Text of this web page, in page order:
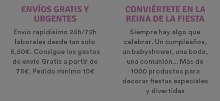
ENVÍOS GRATIS Y
URGENTES
Envío rapidísimo 24h/72h
laborales desde tan solo
6,50€. Consigue los gastos
de envio Gratis a partir de
75€. Pedido mínimo 10€
CONVIÉRTETE EN LA
REINA DE LA FIESTA
Siempre hay algo que
celebrar. Un cumpleaños,
un babyshower, una boda,
una comunión... Más de
1000 productos para
decorar fiestas especiales
y divertidas